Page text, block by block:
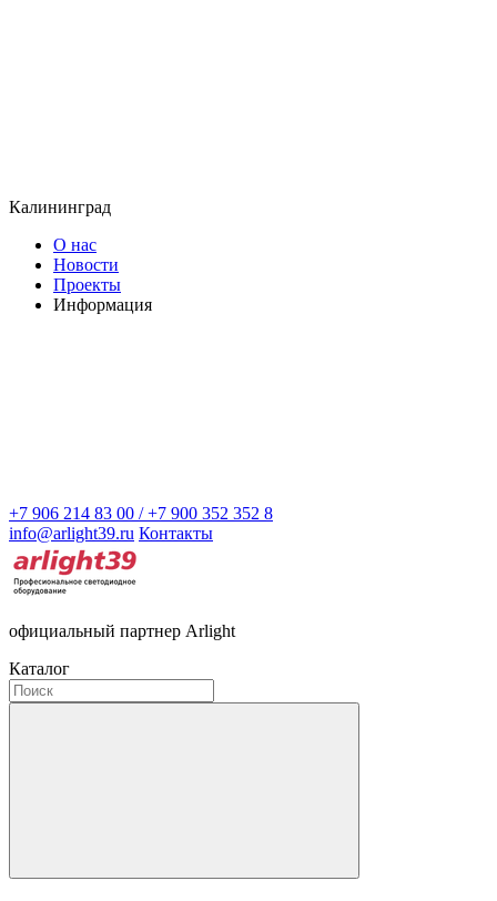
Калининград
О нас
Новости
Проекты
Информация
+7 906 214 83 00 / +7 900 352 352 8
info@arlight39.ru Контакты
официальный партнер Arlight
Каталог